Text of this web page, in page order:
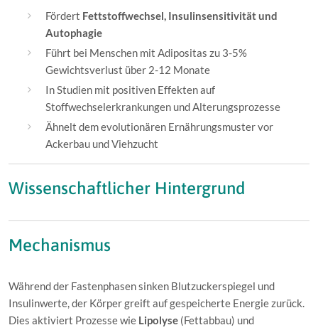
Fördert Fettstoffwechsel, Insulinsensitivität und
Autophagie
Führt bei Menschen mit Adipositas zu 3-5%
Gewichtsverlust über 2-12 Monate
In Studien mit positiven Effekten auf
Stoffwechselerkrankungen und Alterungsprozesse
Ähnelt dem evolutionären Ernährungsmuster vor
Ackerbau und Viehzucht
Wissenschaftlicher Hintergrund
Mechanismus
Während der Fastenphasen sinken Blutzuckerspiegel und
Insulinwerte, der Körper greift auf gespeicherte Energie zurück.
Dies aktiviert Prozesse wie Lipolyse (Fettabbau) und